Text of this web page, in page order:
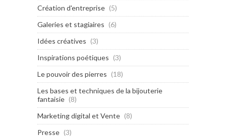
Création d'entreprise (5)
Galeries et stagiaires (6)
Idées créatives (3)
Inspirations poétiques (3)
Le pouvoir des pierres (18)
Les bases et techniques de la bijouterie
fantaisie (8)
Marketing digital et Vente (8)
Presse (3)